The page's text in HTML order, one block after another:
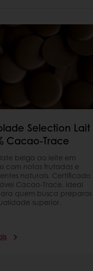
Selection Lait
Cacao-Trace
belga ao leite em
com notas frutadas e
naturais. Certificado
Cacao-Trace. Ideal
quem busca preparos
superior.